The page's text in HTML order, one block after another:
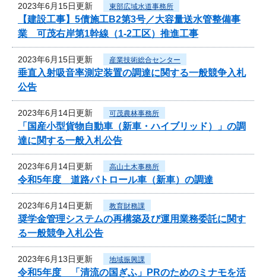
2023年6月15日更新 東部広域水道事務所
【建設工事】5債施工B2第3号／大容量送水管整備事
業 可茂右岸第1幹線（1-2工区）推進工事
2023年6月15日更新 産業技術総合センター
垂直入射吸音率測定装置の調達に関する一般競争入札
公告
2023年6月14日更新 可茂農林事務所
「国産小型貨物自動車（新車・ハイブリッド）」の調
達に関する一般入札公告
2023年6月14日更新 高山土木事務所
令和5年度 道路パトロール車（新車）の調達
2023年6月14日更新 教育財務課
奨学金管理システムの再構築及び運用業務委託に関す
る一般競争入札公告
2023年6月13日更新 地域振興課
令和5年度 「清流の国ぎふ」PRのためのミナモを活